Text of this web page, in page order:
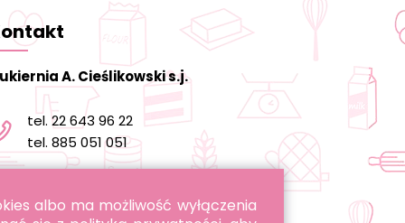
A. Cieślikowski s.j.
tel. 22 643 96 22
tel. 885 051 051
albo ma możliwość wyłączenia